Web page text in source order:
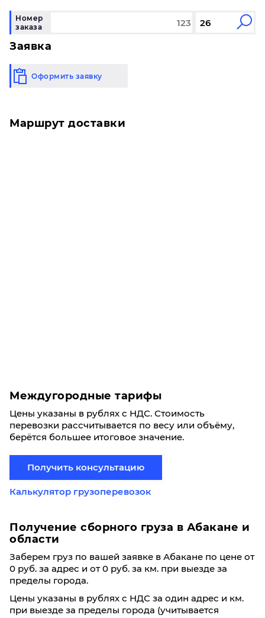
Номер
заказа
Заявка
Оформить заявку
Маршрут доставки
Междугородные тарифы
Цены указаны в рублях с НДС. Стоимость
перевозки рассчитывается по весу или объёму,
берётся большее итоговое значение.
Получить консультацию
Калькулятор грузоперевозок
Получение сборного груза в Абакане и
области
Заберем груз по вашей заявке в Абакане по цене от
0 руб. за адрес и от 0 руб. за км. при выезде за
пределы города.
Цены указаны в рублях с НДС за один адрес и км.
при выезде за пределы города (учитывается